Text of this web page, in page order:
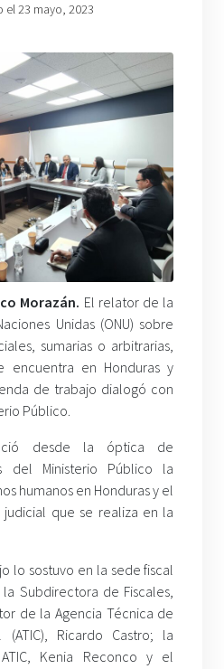
el 23 mayo, 2023
Morazán. El relator de la
Unidas (ONU) sobre
sumarias o arbitrarias,
encuentra en Honduras y
de trabajo dialogó con
Público.
desde la óptica de
del Ministerio Público la
humanos en Honduras y el
judicial que se realiza en la
lo sostuvo en la sede fiscal
Subdirectora de Fiscales,
de la Agencia Técnica de
(ATIC), Ricardo Castro; la
Kenia Reconco y el